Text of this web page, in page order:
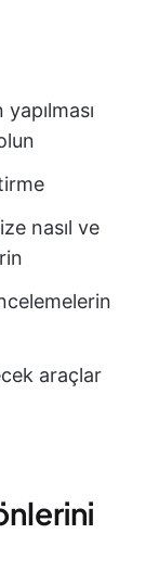
nasıl ve
araçlar